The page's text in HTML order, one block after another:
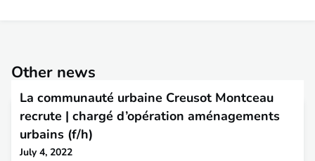
Other news
La communauté urbaine Creusot Montceau
recrute | chargé d’opération aménagements
urbains (f/h)
July 4, 2022